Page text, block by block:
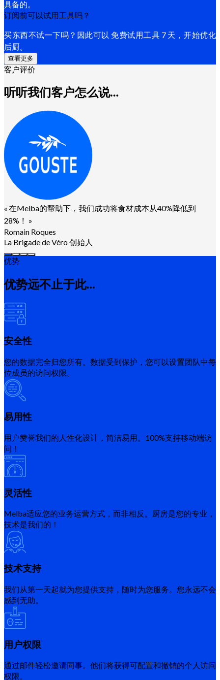
具备的。
订阅前可以试用工具吗？
买东西不试一下吗？因此可以 免费试用工具 7 天，开始优化
后厨。
查看更多
客户评价
听听我们客户怎么说...
« 在Melba的帮助下，我们成功将食材成本从40%降低到
28%！ »
Romain Roques
La Brigade de Véro 创始人
优势
优势远不止于此...
安全性
您的数据完全归您所有。数据受到保护，您可以设置团队中每
位成员的访问权限。
易用性
用户赞誉我们的人性化设计，简洁易用。100%支持移动端访
问！
灵活性
Melba适应您的业务运营方式，而非相反。厨房是您的专业，
技术是我们的！
技术支持
我们从第一天起就为您提供支持，随时为您服务。您永远不会
感到无助。
用户权限
通过邮件轻松邀请同事。他们将获得可配置和撤销的个人访问
权限。